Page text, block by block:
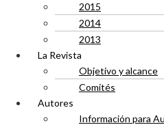
2015
2014
2013
La Revista
Objetivo y alcance
Comités
Autores
Información para